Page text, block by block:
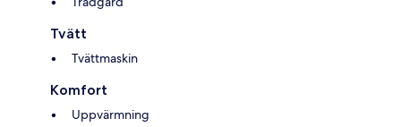
Tvätt
Tvättmaskin
Komfort
Uppvärmning